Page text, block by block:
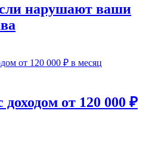
нарушают ваши
доходом от 120 000 ₽